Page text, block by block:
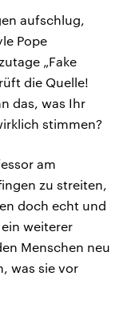
aufschlug,
Pope
„Fake
die Quelle!
das, was Ihr
stimmen?
am
zu streiten,
doch echt und
weiterer
Menschen neu
was sie vor